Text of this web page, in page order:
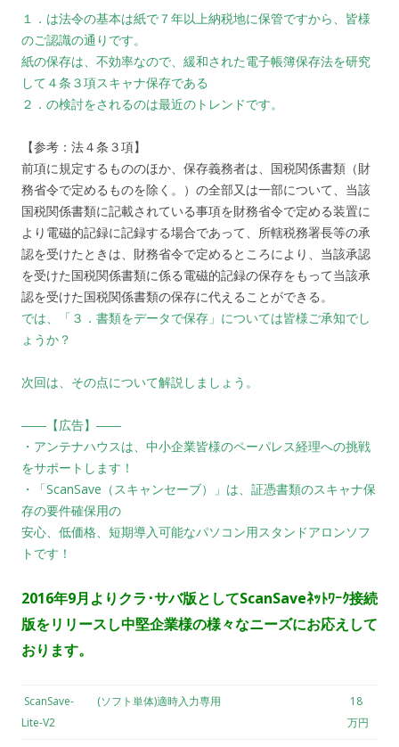
１．は法令の基本は紙で７年以上納税地に保管ですから、皆様
のご認識の通りです。
紙の保存は、不効率なので、緩和された電子帳簿保存法を研究
して４条３項スキャナ保存である
２．の検討をされるのは最近のトレンドです。
【参考：法４条３項】
前項に規定するもののほか、保存義務者は、国税関係書類（財
務省令で定めるものを除く。）の全部又は一部について、当該
国税関係書類に記載されている事項を財務省令で定める装置に
より電磁的記録に記録する場合であって、所轄税務署長等の承
認を受けたときは、財務省令で定めるところにより、当該承認
を受けた国税関係書類に係る電磁的記録の保存をもって当該承
認を受けた国税関係書類の保存に代えることができる。
では、「３．書類をデータで保存」については皆様ご承知でし
ょうか？
次回は、その点について解説しましょう。
――【広告】――
・アンテナハウスは、中小企業皆様のペーパレス経理への挑戦
をサポートします！
・「ScanSave（スキャンセーブ）」は、証憑書類のスキャナ保
存の要件確保用の
安心、低価格、短期導入可能なパソコン用スタンドアロンソフ
トです！
2016年9月よりクラ･サバ版としてScanSaveﾈｯﾄﾜｰｸ接続
版をリリースし中堅企業様の様々なニーズにお応えして
おります。
ScanSave-
Lite-V2
(ソフト単体)適時入力専用
18
万円